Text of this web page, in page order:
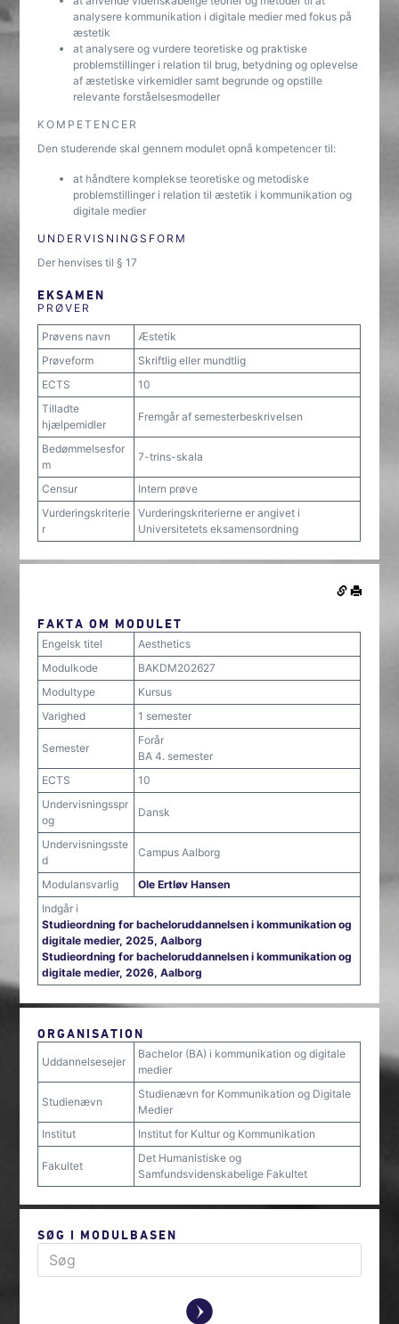
analysere kommunikation i digitale medier med fokus på
æstetik
at analysere og vurdere teoretiske og praktiske
problemstillinger i relation til brug, betydning og oplevelse
af æstetiske virkemidler samt begrunde og opstille
relevante forståelsesmodeller
KOMPETENCER
Den studerende skal gennem modulet opnå kompetencer til:
at håndtere komplekse teoretiske og metodiske
problemstillinger i relation til æstetik i kommunikation og
digitale medier
UNDERVISNINGSFORM
Der henvises til § 17
EKSAMEN
PRØVER
Prøvens navn
Æstetik
Prøveform
Skriftlig eller mundtlig
ECTS
10
Tilladte
hjælpemidler
Fremgår af semesterbeskrivelsen
Bedømmelsesfor
m
7-trins-skala
Censur
Intern prøve
Vurderingskriterie
r
Vurderingskriterierne er angivet i
Universitetets eksamensordning
FAKTA OM MODULET
Engelsk titel
Aesthetics
Modulkode
BAKDM202627
Modultype
Kursus
Varighed
1 semester
Semester
Forår
BA 4. semester
ECTS
10
Undervisningsspr
og
Dansk
Undervisningsste
d
Campus Aalborg
Modulansvarlig
Ole Ertløv Hansen
Indgår i
Studieordning for bacheloruddannelsen i kommunikation og
digitale medier, 2025, Aalborg
Studieordning for bacheloruddannelsen i kommunikation og
digitale medier, 2026, Aalborg
ORGANISATION
Uddannelsesejer
Bachelor (BA) i kommunikation og digitale
medier
Studienævn
Studienævn for Kommunikation og Digitale
Medier
Institut
Institut for Kultur og Kommunikation
Fakultet
Det Humanistiske og
Samfundsvidenskabelige Fakultet
SØG I MODULBASEN
y